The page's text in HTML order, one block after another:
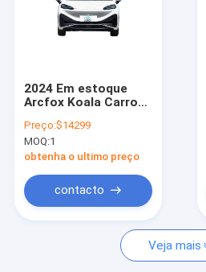
Vídeos
Fale Conosco
Pedir um orçamento
carro elétrico do byd
2024 Em estoque
Arcfox Koala Carro
EV kaloa Veículos de
Nova Energia
Preço:$14299
MOQ:1
obtenha o ultimo preço
contacto
Veja mais